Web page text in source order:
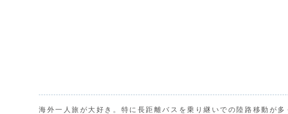
海外一人旅が大好き。特に長距離バスを乗り継いでの陸路移動が